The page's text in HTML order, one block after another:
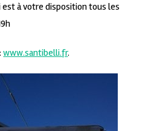
est à votre disposition tous les
www.santibelli.fr.